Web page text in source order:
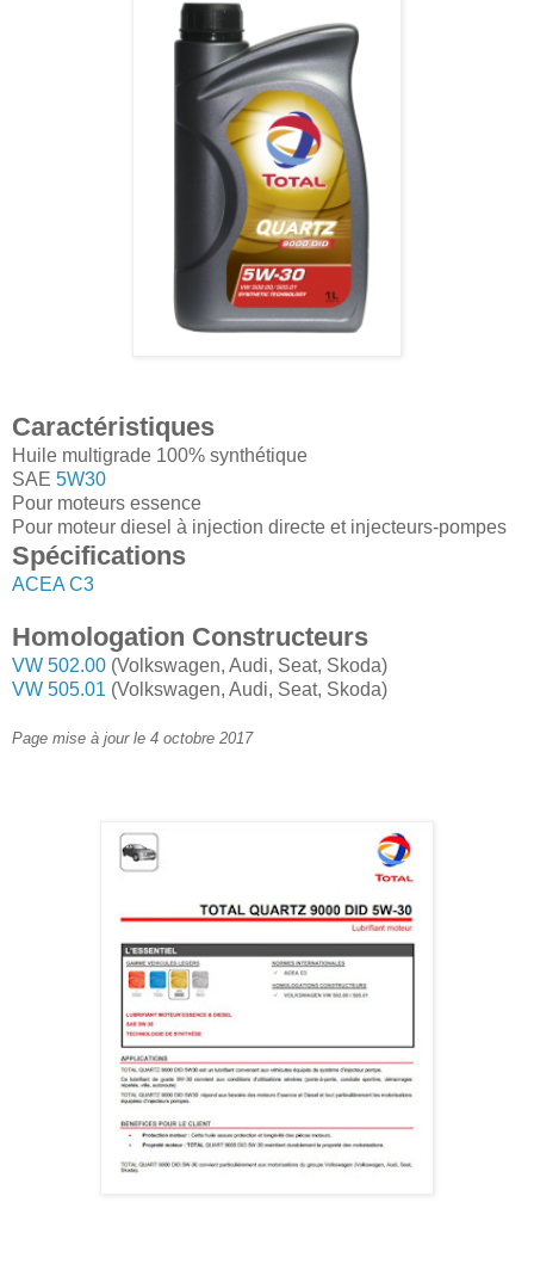
Caractéristiques
Huile multigrade 100% synthétique
SAE 5W30
Pour moteurs essence
Pour moteur diesel à injection directe et injecteurs-pompes
Spécifications
ACEA C3
Homologation Constructeurs
VW 502.00 (Volkswagen, Audi, Seat, Skoda)
VW 505.01 (Volkswagen, Audi, Seat, Skoda)
Page mise à jour le 4 octobre 2017